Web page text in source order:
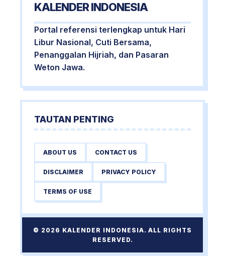
KALENDER INDONESIA
Portal referensi terlengkap untuk Hari
Libur Nasional, Cuti Bersama,
Penanggalan Hijriah, dan Pasaran
Weton Jawa.
TAUTAN PENTING
ABOUT US CONTACT US
DISCLAIMER PRIVACY POLICY
TERMS OF USE
© 2026 KALENDER INDONESIA. ALL RIGHTS
RESERVED.